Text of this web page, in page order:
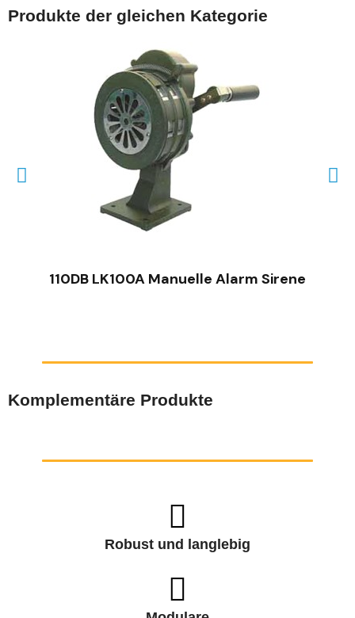
Produkte der gleichen Kategorie
SCHNELLANSICHT
110DB LK100A Manuelle Alarm Sirene
Komplementäre Produkte
Robust und langlebig